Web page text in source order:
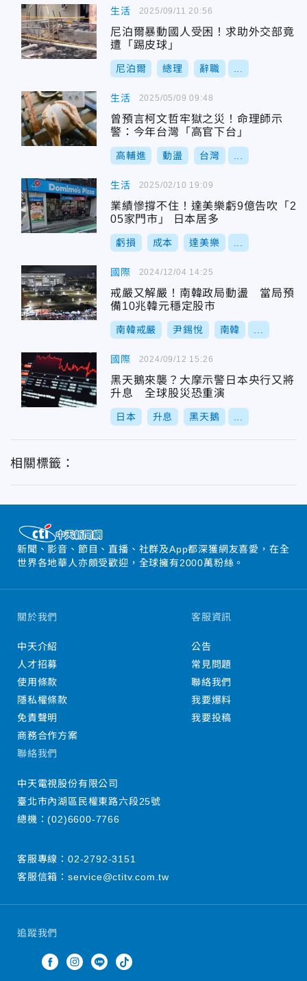
生活
尼泊爾暴動國人受困！求助外交部竟
遭「踢皮球」
尼泊爾 總理 辭職
2025/09/11 20:56
生活
曾預言柯文哲牢獄之災！命理師示
警：今年台灣「高官下台」
高輔進 動盪 台灣
2025/05/09 09:48
生活
業績慘撐不住！達美樂虧9億告吹「2
05家門市」 日本居多
虧損 成本 達美樂
2025/02/10 19:09
國際
戒嚴又解嚴！南韓政局動盪 當局預
備10兆韓元穩定股市
南韓戒嚴 尹錫悅 南韓
2024/12/04 14:25
國際
黑天鵝來襲？大摩示警日本央行又將
升息 全球股災恐重演
日本 升息 黑天鵝
2024/09/12 15:26
相關標籤：
新聞、影音、節目、直播、社群及App都深獲網友喜愛，在全
世界各地華人亦頗受歡迎，全球擁有2000萬粉絲。
追蹤我們
關於我們
中天介紹
人才招募
使用條款
隱私權條款
免責聲明
商務合作方案
客服資訊
公告
常見問題
聯絡我們
我要爆料
我要投稿
聯絡我們
中天電視股份有限公司
臺北市內湖區民權東路六段25號
總機：(02)6600-7766
客服專線： 02-2792-3151
客服信箱： service@ctitv.com.tw